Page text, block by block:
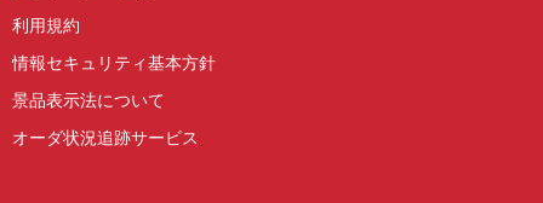
利用規約
情報セキュリティ基本方針
景品表示法について
オーダ状況追跡サービス